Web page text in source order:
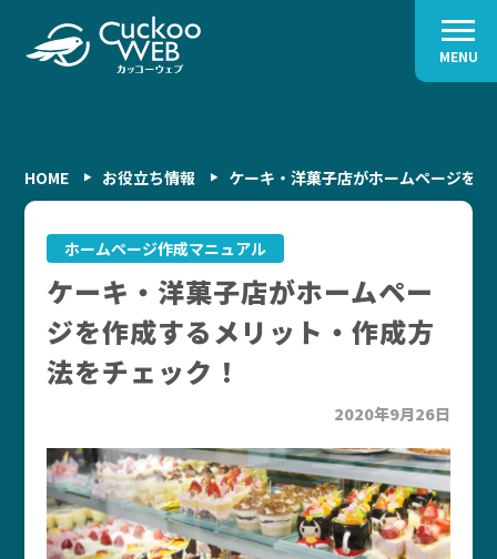
MENU
HOME お役立ち情報 ケーキ・洋菓子店がホームページを
ホームページ作成マニュアル
ケーキ・洋菓子店がホームペー
ジを作成するメリット・作成方
法をチェック！
2020年9月26日